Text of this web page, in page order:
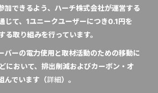
加できるよう、ハーチ株式会社が運営する
じて、1ユニークユーザーにつき0.1円を
る取り組みを行っています。
バーの電力使用と取材活動のための移動に
において、排出削減およびカーボン・オ
んでいます（詳細）。